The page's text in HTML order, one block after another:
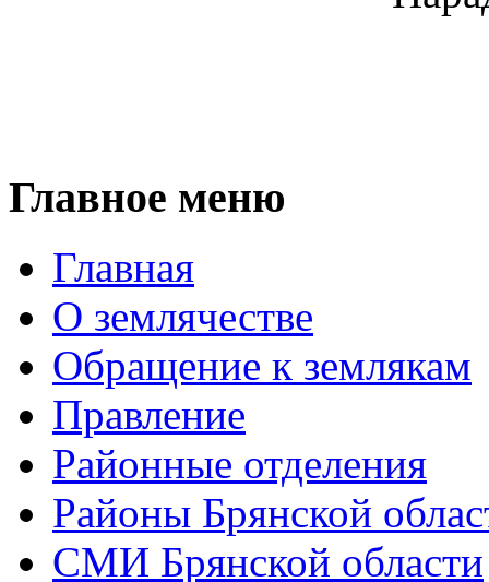
Главное меню
Главная
О землячестве
Обращение к землякам
Правление
Районные отделения
Районы Брянской
СМИ Брянской области